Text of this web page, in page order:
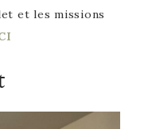
et les missions